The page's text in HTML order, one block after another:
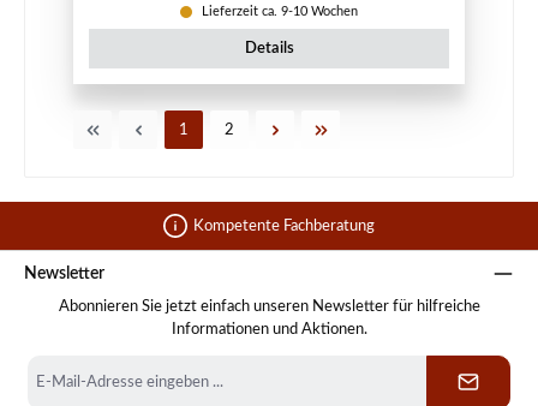
Lieferzeit ca. 9-10 Wochen
Details
Seite
1 Seite
2
Kompetente Fachberatung
Newsletter
Abonnieren Sie jetzt einfach unseren Newsletter für hilfreiche
Informationen und Aktionen.
Mail-